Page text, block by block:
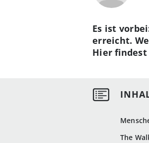
The
Es ist
erreicht.
Hier findest